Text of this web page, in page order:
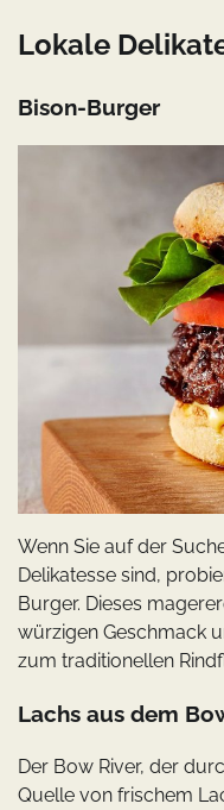
Lokale
Bison-Burger
Wenn Sie auf der
Delikatesse sind,
Burger. Dieses
würzigen Geschmack
zum traditionellen
Lachs aus dem
Der Bow River, der
Quelle von frischem